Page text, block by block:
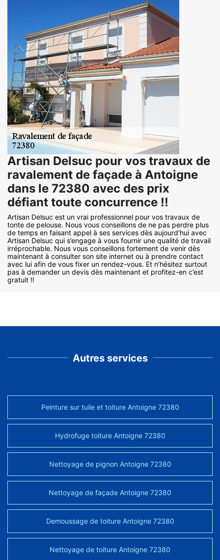
Artisan Delsuc pour vos travaux de
ravalement de façade à Antoigne
dans le 72380 avec des prix
défiant toute concurrence !!
Artisan Delsuc est un vrai professionnel pour vos travaux de
tonte de pelouse. Nous vous conseillons de ne pas perdre plus
de temps en faisant appel à ses services dès aujourd’hui avec
Artisan Delsuc qui s’engage à vous fournir une qualité de travail
irréprochable. Nous vous conseillons fortement de venir dès
maintenant à consulter son site internet ou à prendre contact
avec lui afin de vous fixer un rendez-vous. Et n’hésitez surtout
pas à demander un devis dès maintenant et profitez-en c’est
gratuit !!
Autres services
Peinture sur tuile et toiture Antoigne 72380
Hydrofuge toiture Antoigne 72380
Nettoyage de pignon Antoigne 72380
Nettoyage de façade Antoigne 72380
Demoussage de toiture Antoigne 72380
Nettoyage de toiture Antoigne 72380